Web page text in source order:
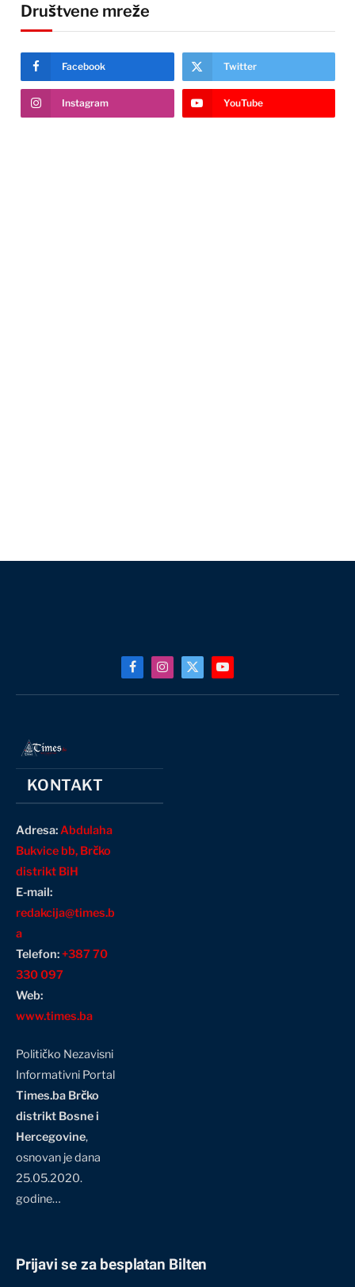
Društvene mreže
Facebook Twitter
Instagram YouTube
FacebookInstagram
X
YouTube
KONTAKT
Adresa: Abdulaha
Bukvice bb, Brčko
distrikt BiH
E-mail:
redakcija@times.b
a
Telefon:+387 70
330 097
Web:
www.times.ba
Političko Nezavisni
Informativni Portal
Times.ba Brčko
distrikt Bosne i
Hercegovine,
osnovan je dana
25.05.2020.
godine…
Prijavi se za besplatan Bilten